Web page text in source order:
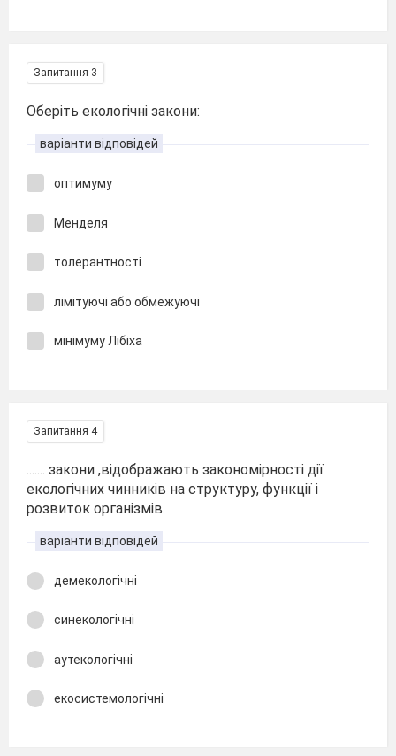
Запитання 3
Оберіть екологічні закони:
варіанти відповідей
оптимуму
Менделя
толерантності
лімітуючі або обмежуючі
мінімуму Лібіха
Запитання 4
....... закони ,відображають закономірності дії
екологічних чинників на структуру, функції і
розвиток організмів.
варіанти відповідей
демекологічні
синекологічні
аутекологічні
екосистемологічні